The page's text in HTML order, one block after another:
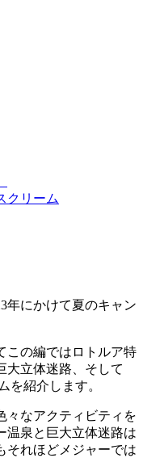
クリーム
年にかけて夏のキャン
この編ではロトルア特
大立体迷路、そして
を紹介します。
々なアクティビティを
温泉と巨大立体迷路は
それほどメジャーでは